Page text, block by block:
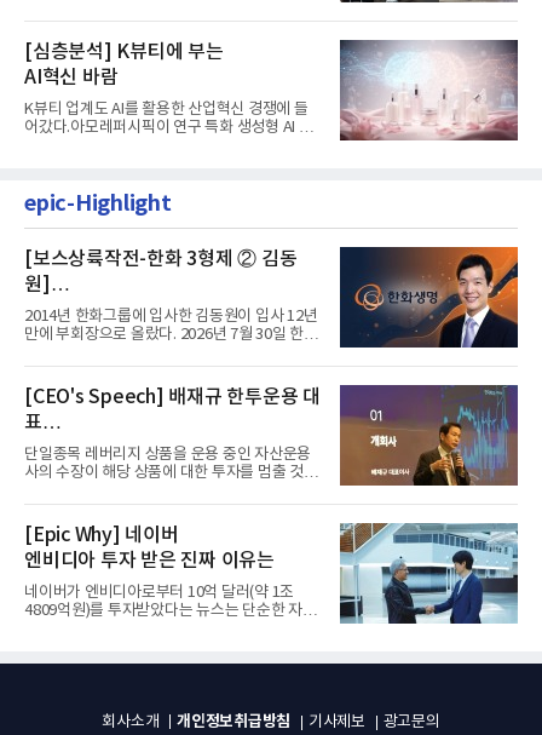
[심층분석] K뷰티에 부는
AI혁신 바람
K뷰티 업계도 AI를 활용한 산업혁신 경쟁에 들
어갔다.아모레퍼시픽이 연구 특화 생성형 AI 플
epic-Highlight
[보스상륙작전-한화 3형제 ② 김동
원]
입사 12년 만에 금융계열 수장 등극
2014년 한화그룹에 입사한 김동원이 입사 12년
만에 부회장으로 올랐다. 2026년 7월 30일 한화
[CEO's Speech] 배재규 한투운용 대
표
“개별종목 레버리지 투자 지금이라도
멈춰라”
단일종목 레버리지 상품을 운용 중인 자산운용
사의 수장이 해당 상품에 대한 투자를 멈출 것을
[Epic Why] 네이버
엔비디아 투자 받은 진짜 이유는
네이버가 엔비디아로부터 10억 달러(약 1조
4809억원)를 투자받았다는 뉴스는 단순한 자금
회사소개 개인정보취급방침 기사제보 광고문의